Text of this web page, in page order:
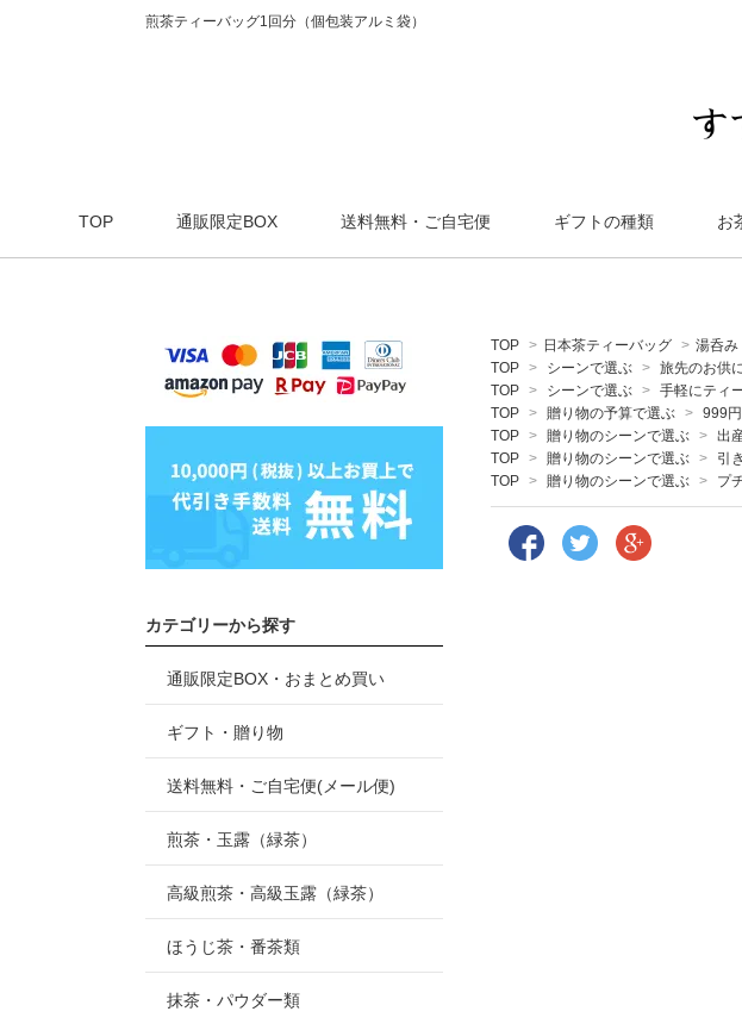
煎茶ティーバッグ1回分（個包装アルミ袋）
TOP 通販限定BOX 送料無料・ご自宅便 ギフトの種類 お
TOP > 日本茶ティーバッグ > 湯呑み
TOP > シーンで選ぶ > 旅先のお供
TOP > シーンで選ぶ > 手軽にティ
TOP > 贈り物の予算で選ぶ > 999
TOP > 贈り物のシーンで選ぶ > 出
TOP > 贈り物のシーンで選ぶ >
引
TOP > 贈り物のシーンで選ぶ > プ
カテゴリーから探す
通販限定BOX・おまとめ買い
ギフト・贈り物
送料無料・ご自宅便(メール便)
煎茶・玉露（緑茶）
高級煎茶・高級玉露（緑茶）
ほうじ茶・番茶類
抹茶・パウダー類